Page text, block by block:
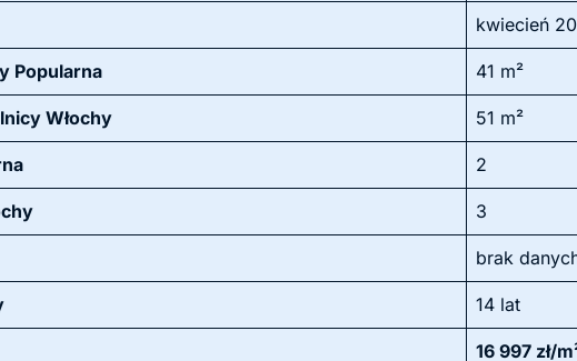
kwiecień
Popularna 41 m²
Włochy 51 m²
2
3
brak
14 lat
16 997 zł/